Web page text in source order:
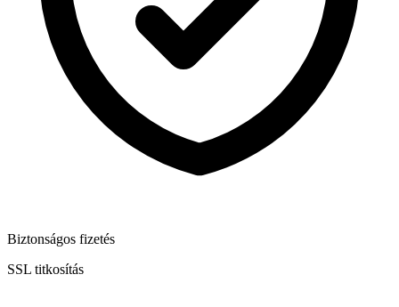
Biztonságos fizetés
SSL titkosítás